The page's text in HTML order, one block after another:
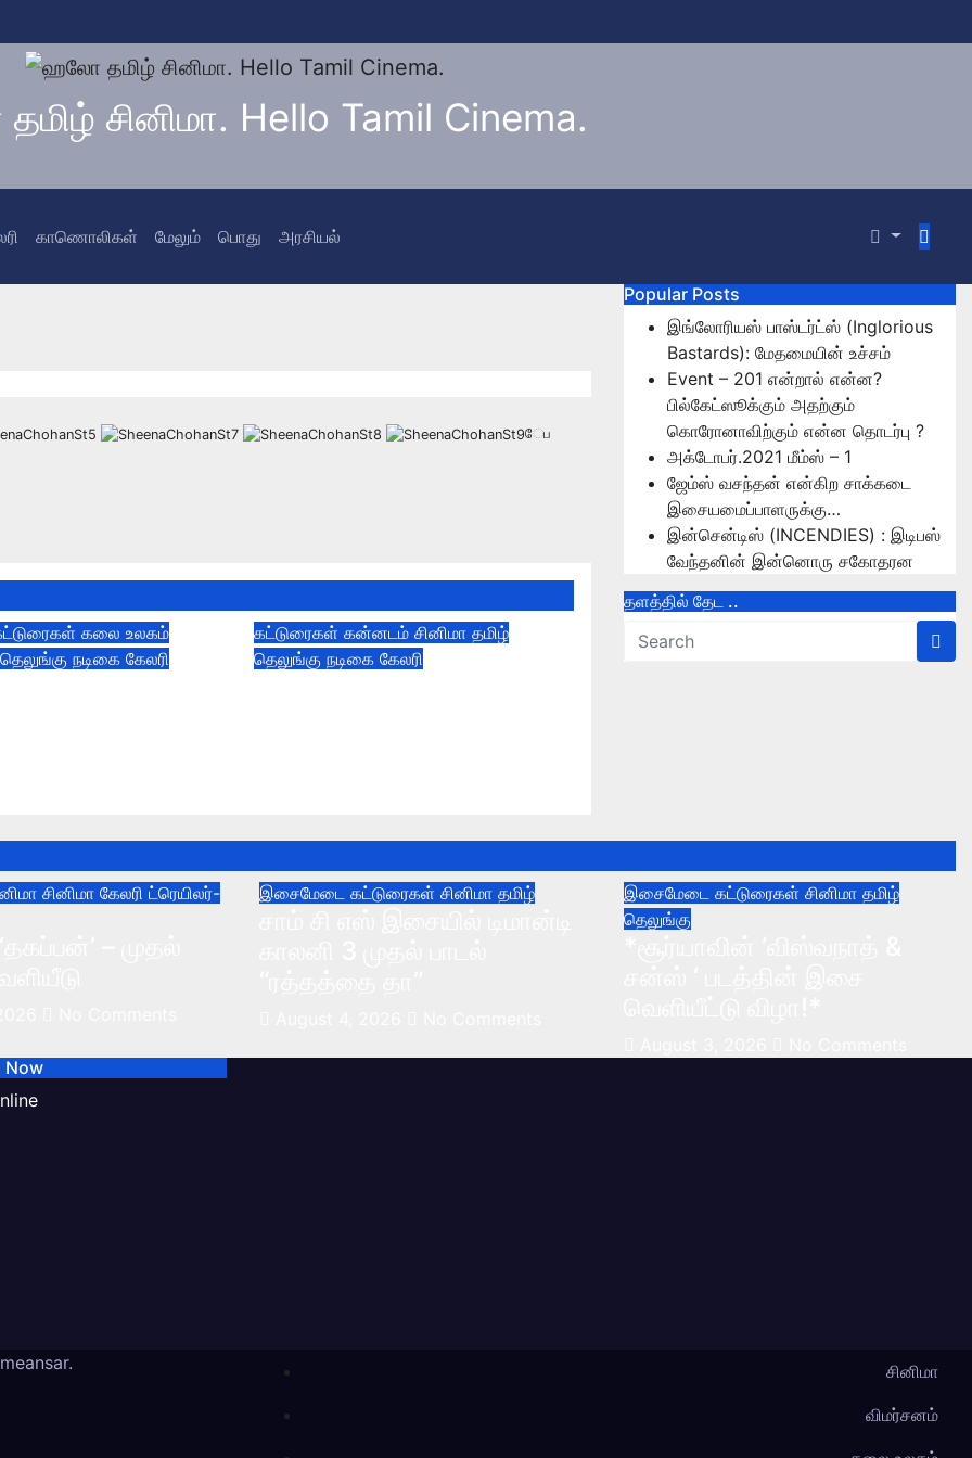
சினிமா. Hello Tamil Cinema.
காணொலிகள் மேலும் பொது அரசியல்
ேப
கலை உலகம்
தெலுங்குநடிகை கேலரி
கட்டுரைகள் கன்னடம் சினிமா தமிழ்
தெலுங்கு நடிகை கேலரி
Popular Posts
இங்லோரியஸ் பாஸ்டர்ட்ஸ் (Inglorious
Bastards): மேதமையின் உச்சம்
Event – 201 என்றால் என்ன?
பில்கேட்ஸூக்கும் அதற்கும்
கொரோனாவிற்கும் என்ன தொடர்பு ?
அக்டோபர்.2021 மீம்ஸ் – 1
ஜேம்ஸ் வசந்தன் என்கிற சாக்கடை
இசையமைப்பாளருக்கு…
இன்சென்டிஸ் (INCENDIES) : இடிபஸ்
வேந்தனின் இன்னொரு சகோதரன
தளத்தில் தேட ..
சினிமா கேலரி ட்ரெயிலர்-
இசைமேடை கட்டுரைகள் சினிமா தமிழ் இசைமேடை கட்டுரைகள் சினிமா தமிழ்
தெலுங்கு
Now
.
சினிமா
விமர்சனம்